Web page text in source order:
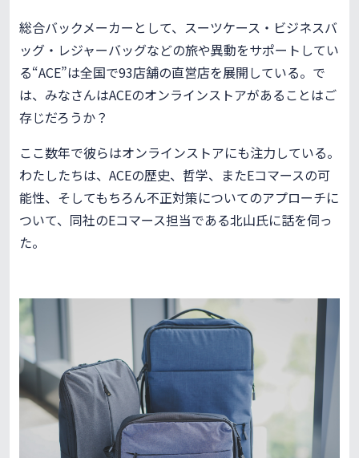
総合バックメーカーとして、スーツケース・ビジネスバ
ッグ・レジャーバッグなどの旅や異動をサポートしてい
る“ACE”は全国で93店舗の直営店を展開している。で
は、みなさんはACEのオンラインストアがあることはご
存じだろうか？
ここ数年で彼らはオンラインストアにも注力している。
わたしたちは、ACEの歴史、哲学、またEコマースの可
能性、そしてもちろん不正対策についてのアプローチに
ついて、同社のEコマース担当である北山氏に話を伺っ
た。